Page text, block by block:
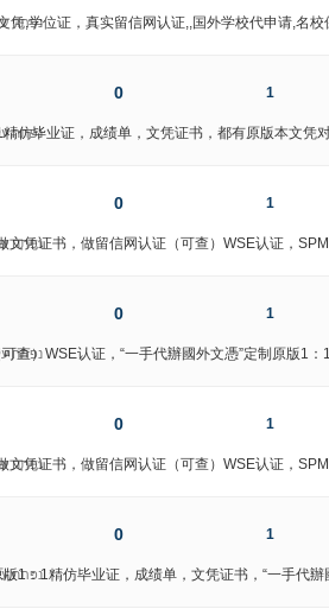
נפתח
,学位证，真实留信网认证,,国外学校代申请,名
נפתח
0 1
仿毕业证，成绩单，文凭证书，都有原版本文凭
נפתח
0 1
凭证书，做留信网认证（可查）WSE认证，
נפתח
0 1
）WSE认证，“一手代辦國外文憑”定制原版1
נפתח
0 1
凭证书，做留信网认证（可查）WSE认证，
נפתח
0 1
：1精仿毕业证，成绩单，文凭证书，“一手代